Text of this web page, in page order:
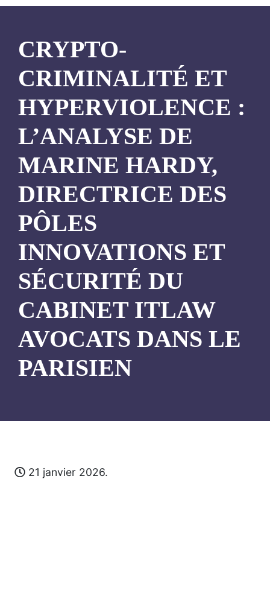
CRYPTO-
CRIMINALITÉ ET
HYPERVIOLENCE :
L’ANALYSE DE
MARINE HARDY,
DIRECTRICE DES
PÔLES
INNOVATIONS ET
SÉCURITÉ DU
CABINET ITLAW
AVOCATS DANS LE
PARISIEN
21 janvier 2026.